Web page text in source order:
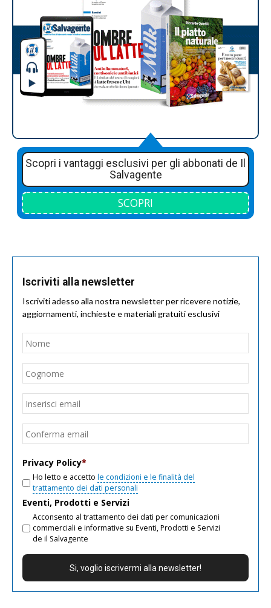
Scopri i vantaggi esclusivi per gli abbonati de Il
Salvagente
SCOPRI
Iscriviti alla newsletter
Iscriviti adesso alla nostra newsletter per ricevere notizie,
aggiornamenti, inchieste e materiali gratuiti esclusivi
Nome
Email
Privacy Policy*
Ho letto e accetto le condizioni e le finalità del
trattamento dei dati personali
Eventi, Prodotti e Servizi
Acconsento al trattamento dei dati per comunicazioni
commerciali e informative su Eventi, Prodotti e Servizi
de il Salvagente